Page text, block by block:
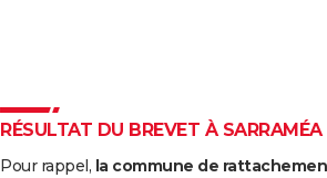
RÉSULTAT DU BREVET À
Pour rappel, la commune de